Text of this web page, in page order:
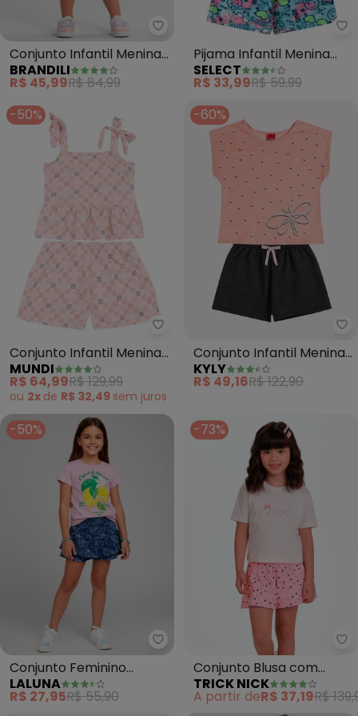
Brandili - Conjunto Infantil
Conjunto Infantil Menina
de Melancia (Rosa)
BRANDILI
R$ 45,99R$ 84,99
Pijama Infantil Menina
Curto Algodão (Rosa)
SELECT
R$ 33,99R$ 59,99
-50%
Mundi - Conjunto Infantil
Conjunto Infantil Menina
Brilhante (Rosa)
MUNDI
R$ 64,99R$ 129,99
ou 2x de R$ 32,49 sem juros
-60%
Conjunto Infantil Menina
Libélula (Rosa)
KYLY
R$ 49,16R$ 122,90
-50%
Laluna - Conjunto Feminino
Conjunto Feminino
Limone (Rosa)
LALUNA
R$ 27,95R$ 55,90
-73%
Conjunto Blusa com
Shorts (Rosa)
TRICK NICK
A partir deR$ 37,19R$